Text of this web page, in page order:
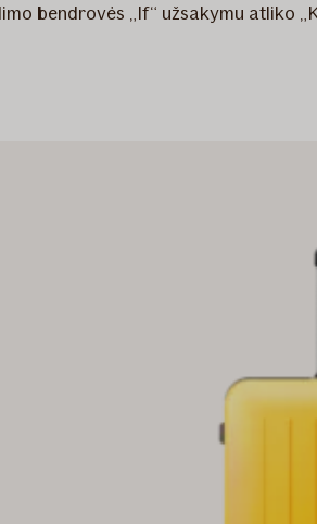
bendrovės „If“ užsakymu atliko